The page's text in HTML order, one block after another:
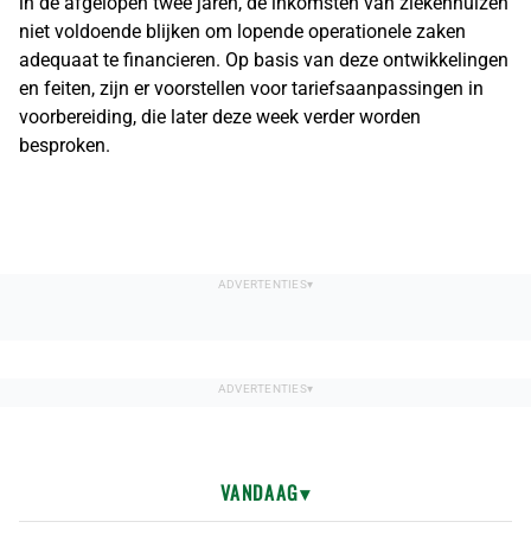
niet voldoende blijken om lopende operationele zaken
adequaat te financieren. Op basis van deze ontwikkelingen
en feiten, zijn er voorstellen voor tariefsaanpassingen in
voorbereiding, die later deze week verder worden
besproken.
VANDAAG